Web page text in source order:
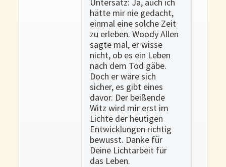
hätte mir nie gedacht,
einmal eine solche Zeit
zu erleben. Woody Allen
sagte mal, er wisse
nicht, ob es ein Leben
nach dem Tod gäbe.
Doch er wäre sich
sicher, es gibt eines
davor. Der beißende
Witz wird mir erst im
Lichte der heutigen
Entwicklungen richtig
bewusst. Danke für
Deine Lichtarbeit für
das Leben.